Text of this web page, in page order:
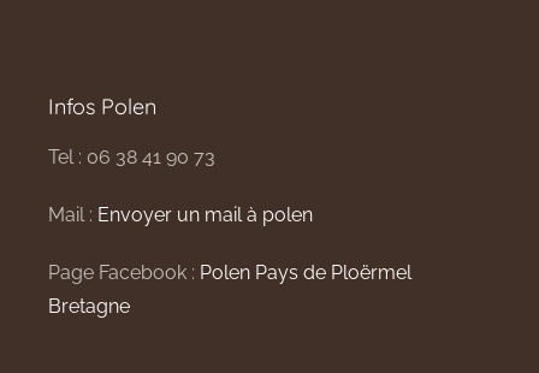
Infos Polen
Tel : 06 38 41 90 73
Mail : Envoyer un mail à polen
Page Facebook : Polen Pays de Ploërmel
Bretagne